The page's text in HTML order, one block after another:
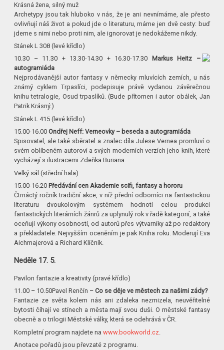
Krásná žena, silný muž
Archetypy jsou tak hluboko v nás, že je ani nevnímáme, ale přesto
ovlivňují náš život a pokud jde o literaturu, máme jen dvě cesty: buď
jdeme s nimi nebo proti nim, ale ignorovat je nedokážeme nikdy.
Stánek L 308 (levé křídlo)
10.30 – 11.30 + 13.30-14.30 + 16.30-17.30
Markus Heitz –
autogramiáda
Nejprodávanější autor fantasy v německy mluvících zemích, u nás
známý cyklem Trpaslíci, podepisuje právě vydanou závěrečnou
knihu tetralogie, Osud trpaslíků. (Bude přítomen i autor obálek, Jan
Patrik Krásný.)
Stánek L 415 (levé křídlo)
15.00-16.00Ondřej Neff: Verneovky – beseda a autogramiáda
Spisovatel, ale také sběratel a znalec díla Julese Vernea promluví o
svém oblíbeném autorovi a svých moderních verzích jeho knih, které
vycházejí s ilustracemi Zdeňka Buriana.
Velký sál (střední hala)
15.00-16.20 Předávání cen Akademie scifi, fantasy a hororu
Čtrnáctý ročník tradiční akce, v níž přední odborníci na fantastickou
literaturu dvoukolovým systémem hodnotí celou produkci
fantastických literárních žánrů za uplynulý rok v řadě kategorií, a také
oceňují výkony osobností, od autorů přes výtvarníky až po redaktory
a překladatele. Nejvyšším oceněním je pak Kniha roku. Moderují Eva
Aichmajerová a Richard Klíčník.
Neděle 17. 5.
Pavilon fantazie a kreativity (pravé křídlo)
11.00 – 10.50Pavel Renčín –Co se děje ve městech za našimi zády?
Fantazie ze světa kolem nás ani zdaleka nezmizela, neuvěřitelné
bytosti číhají ve stínech a města mají svou duši. O městské fantasy
obecně a o trilogii Městské války, která se odehrává v ČR.
Kompletní program najdete nawww.bookworld.cz
Anotace pořadů jsou převzaté z programu.